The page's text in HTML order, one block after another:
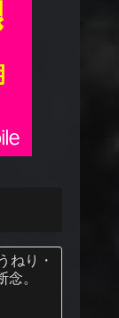
ねり・
念。